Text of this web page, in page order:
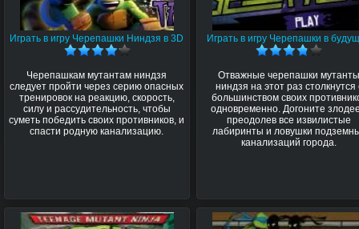
Играть в игру Черепашки Ниндзя в 3D
Черепашкам мутантам ниндзя
следует пройти через серию опасных
тренировок на реакцию, скорость,
силу и рассудительность, чтобы
суметь победить своих противников, и
спасти родную канализацию.
Играть в игру Черепашки в
Отважные черепашки
ниндзя на этот раз столкнутся
большинством своих
одновременно. Догоните
преодолев все извилистые
лабиринты и ловушки
канализаций города.